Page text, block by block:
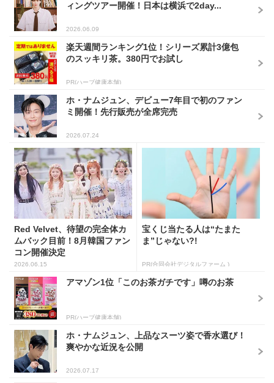
ィングツアー開催！日本は横浜で2day...
2026.06.09
楽天週間ランキング1位！シリーズ累計3億包
のスッキリ茶。380円でお試し
PR(ハーブ健康本舗)
ホ・ナムジュン、デビュー7年目で初のファン
ミ開催！先行販売が全席完売
2026.07.24
Red Velvet、待望の完全体カ
ムバック目前！8月韓国ファン
コン開催決定
2026.06.15
宝くじ当たる人は“たまた
ま”じゃない?!
PR(合同会社デジタルファーム )
アマゾン1位「このお茶ガチです」噂のお茶
PR(ハーブ健康本舗)
ホ・ナムジュン、上品なスーツ姿で香水選び！
爽やかな近況を公開
2026.07.17